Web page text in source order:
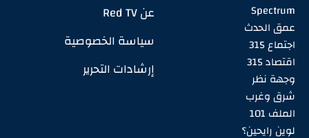
Spectrum
عمق الحدث
اجتماع 315
اقتصاد 315
وجهة نظر
شرق وغرب
الملف 101
لوين رايحين؟
عن Red TV
سياسة الخصوصية
إرشادات التحرير